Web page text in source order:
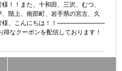
！！また、十和田、三沢、むつ、
階上、南部町、岩手県の宮古、久
こんにちは！！-------------------------------
お得なクーポンを配信しております！